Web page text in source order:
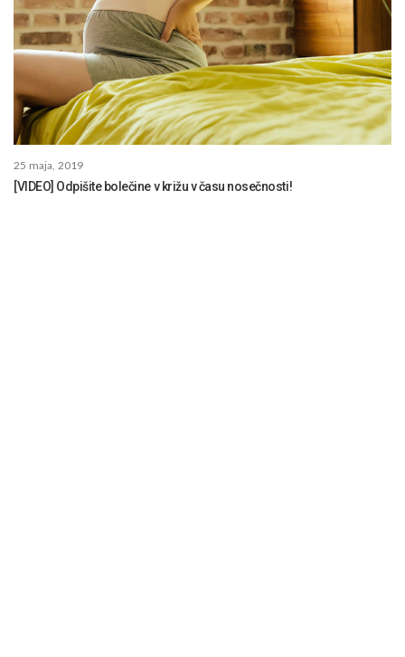
25 maja, 2019
[VIDEO] Odpišite bolečine v križu v času nosečnosti!